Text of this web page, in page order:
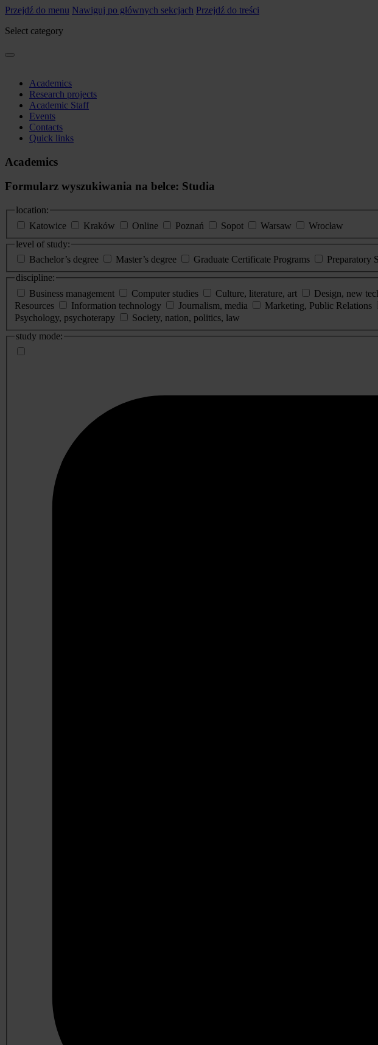
Przejdź do menu Nawiguj po głównych sekcjach Przejdź do treści
Select category
Academics
Research projects
Academic Staff
Events
Contacts
Quick links
Academics
Formularz wyszukiwania na belce: Studia
location:
Katowice
Kraków Online Poznań Sopot Warsaw
Wrocław
level of study:
Bachelor’s degree
Master’s degree Graduate Certificate Programs Preparatory
discipline:
Business management
Computer studies Culture, literature, art Design, new
Resources
Information technology Journalism, media Marketing, Public Relations
Psychology, psychoterapy
Society, nation, politics, law
study mode: